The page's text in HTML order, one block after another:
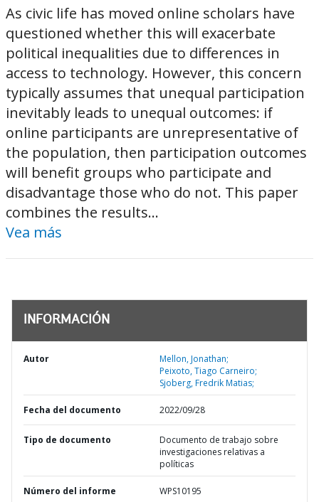
As civic life has moved online scholars have
questioned whether this will exacerbate
political inequalities due to differences in
access to technology. However, this concern
typically assumes that unequal participation
inevitably leads to unequal outcomes: if
online participants are unrepresentative of
the population, then participation outcomes
will benefit groups who participate and
disadvantage those who do not. This paper
combines the results...
Vea más
INFORMACIÓN
Autor
Mellon, Jonathan;
Peixoto, Tiago Carneiro;
Sjoberg, Fredrik Matias;
Fecha del documento 2022/09/28
Tipo de documento
Documento de trabajo sobre
investigaciones relativas a
políticas
Número del informe WPS10195